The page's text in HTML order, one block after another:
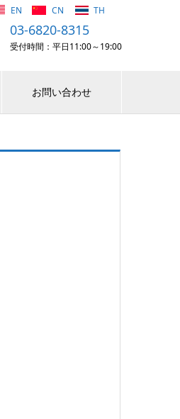
03-6820-8315
受付時間：平日11:00～19:00
EN CN TH
お問い合わせ